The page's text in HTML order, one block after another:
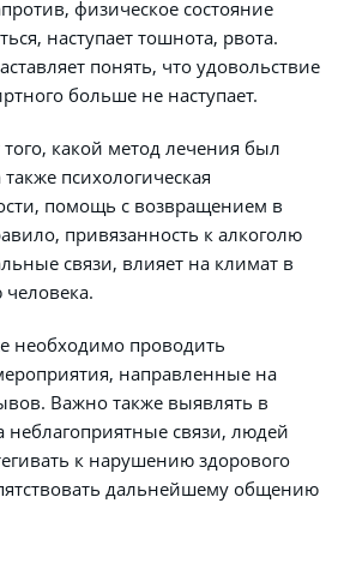
физическое состояние
наступает тошнота, рвота.
понять, что удовольствие
больше не наступает.
психологическая
помощь с возвращением в
привязанность к алкоголю
связи, влияет на климат в
направленные на
Важно также выявлять в
неблагоприятные связи, людей
к нарушению здорового
дальнейшему общению